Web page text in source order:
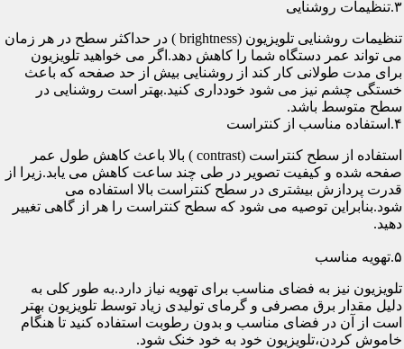
۳.تنظیمات روشنایی
تنظیمات روشنایی تلویزیون (brightness ) در حداکثر سطح در هر زمان
می تواند عمر دستگاه شما را کاهش دهد.اگر می خواهید تلویزیون
برای مدت طولانی کار کند از روشنایی بیش از حد صفحه که باعث
خستگی چشم نیز می شود خودداری کنید.بهتر است روشنایی در
سطح متوسط باشد.
۴.استفاده مناسب از کنتراست
استفاده از سطح کنتراست (contrast ) بالا باعث کاهش طول عمر
صفحه شده و کیفیت تصویر در طی چند ساعت کاهش می یابد.زیرا از
قدرت پردازش بیشتری در سطح کنتراست بالا استفاده می
شود.بنابراین توصیه می شود که سطح کنتراست را هر از گاهی تغییر
دهید.
۵.تهویه مناسب
تلویزیون نیز به فضای مناسب برای تهویه نیاز دارد.به طور کلی به
دلیل مقدار برق مصرفی و گرمای تولیدی زیاد توسط تلویزیون بهتر
است از آن در فضای مناسب و بدون رطوبت استفاده کنید تا هنگام
خاموش کردن،تلویزیون خود به خود خنک شود.